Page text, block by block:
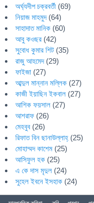
অর্ঘ্যদীপ চক্রবর্তী (69)
নিয়াজ মাহমুদ(64)
সাহাদাত মানিক (60)
আবু কওছর (42)
সুবোধ কুমার শিট (35)
রাজু আহমেদ(29)
ফাইজা (27)
আব্দুল মান্নান মল্লিক (27)
কাজী ইয়াছিন ইকবাল (27)
আশিক ফয়সাল (27)
আশরাফ (26)
মেহবুব (26)
রিফাত বিন ছানাউল্লাহ্ (25)
মোহাম্মদ কাশেম (25)
আসিফুল হক (25)
এ কে দাস মৃদুল (24)
সুহেল ইবনে ইসহাক (24)